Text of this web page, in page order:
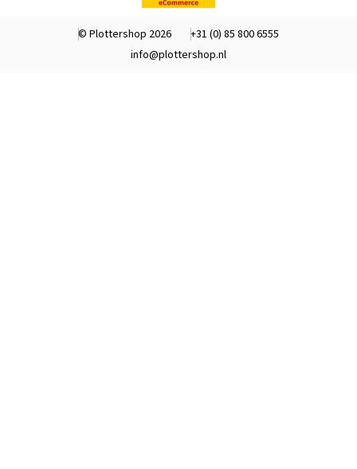
© Plottershop 2026
+31 (0) 85 800 6555
info@plottershop.nl